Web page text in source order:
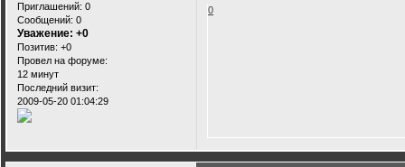
Приглашений: 0
Сообщений: 0
Уважение: +0
Позитив: +0
Провел на форуме:
12 минут
Последний визит:
2009-05-20 01:04:29
0